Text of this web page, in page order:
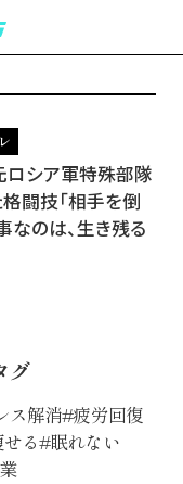
ロシア軍特殊部隊
闘技「相手を倒
なのは、生き残る
グ
ス解消 疲労回復
る 眠れない